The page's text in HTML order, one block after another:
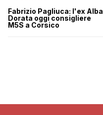
Fabrizio Pagliuca: l'ex Alba
Dorata oggi consigliere
M5S a Corsico